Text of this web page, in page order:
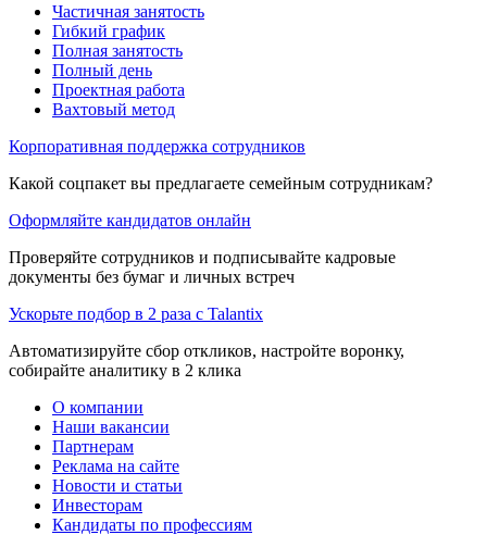
Частичная занятость
Гибкий график
Полная занятость
Полный день
Проектная работа
Вахтовый метод
Корпоративная поддержка сотрудников
Какой соцпакет вы предлагаете семейным сотрудникам?
Оформляйте кандидатов онлайн
Проверяйте сотрудников и подписывайте кадровые
документы без бумаг и личных встреч
Ускорьте подбор в 2 раза с Talantix
Автоматизируйте сбор откликов, настройте воронку,
собирайте аналитику в 2 клика
О компании
Наши вакансии
Партнерам
Реклама на сайте
Новости и статьи
Инвесторам
Кандидаты по профессиям